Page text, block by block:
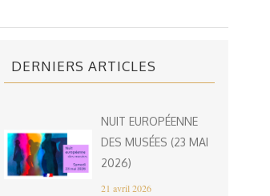
DERNIERS ARTICLES
NUIT EUROPÉENNE
DES MUSÉES (23 MAI
2026)
21 avril 2026